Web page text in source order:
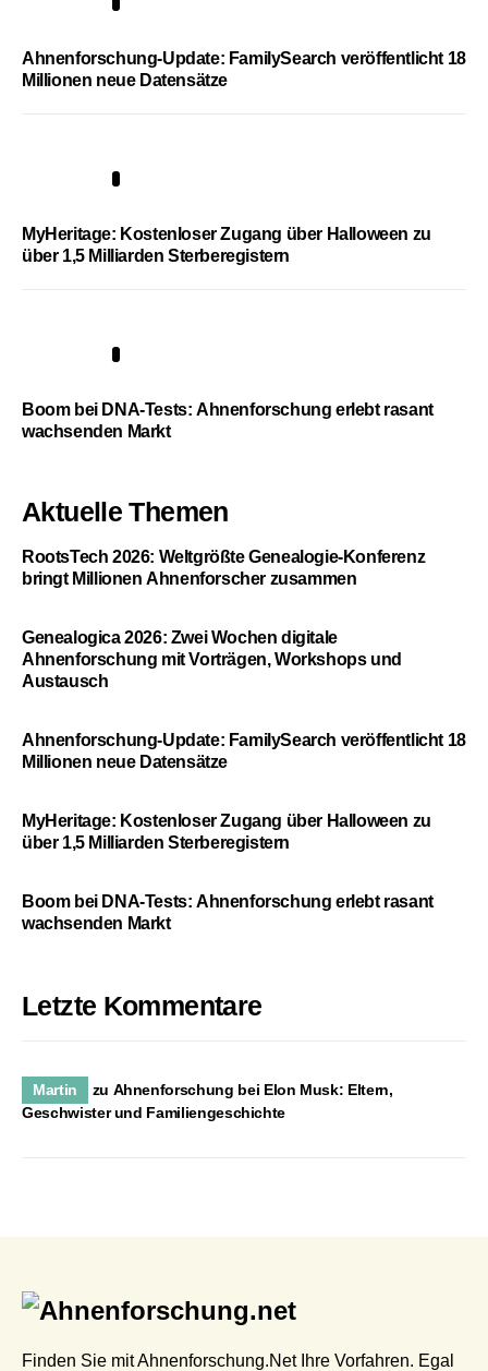
Ahnenforschung-Update: FamilySearch veröffentlicht 18
Millionen neue Datensätze
MyHeritage: Kostenloser Zugang über Halloween zu
über 1,5 Milliarden Sterberegistern
Boom bei DNA-Tests: Ahnenforschung erlebt rasant
wachsenden Markt
Aktuelle Themen
RootsTech 2026: Weltgrößte Genealogie-Konferenz
bringt Millionen Ahnenforscher zusammen
Genealogica 2026: Zwei Wochen digitale
Ahnenforschung mit Vorträgen, Workshops und
Austausch
Ahnenforschung-Update: FamilySearch veröffentlicht 18
Millionen neue Datensätze
MyHeritage: Kostenloser Zugang über Halloween zu
über 1,5 Milliarden Sterberegistern
Boom bei DNA-Tests: Ahnenforschung erlebt rasant
wachsenden Markt
Letzte Kommentare
Martin zu Ahnenforschung bei Elon Musk: Eltern,
Geschwister und Familiengeschichte
Finden Sie mit Ahnenforschung.Net Ihre Vorfahren. Egal